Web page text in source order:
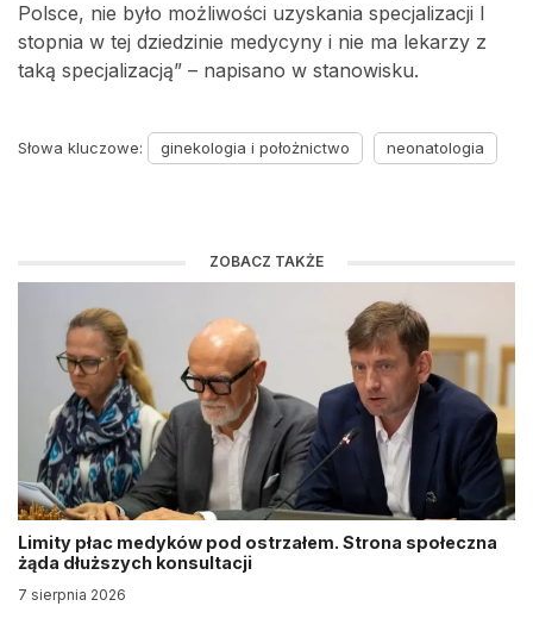
Polsce, nie było możliwości uzyskania specjalizacji I
stopnia w tej dziedzinie medycyny i nie ma lekarzy z
taką specjalizacją” – napisano w stanowisku.
Słowa kluczowe: ginekologia i położnictwo neonatologia
ZOBACZ TAKŻE
Limity płac medyków pod ostrzałem. Strona społeczna
żąda dłuższych konsultacji
7 sierpnia 2026